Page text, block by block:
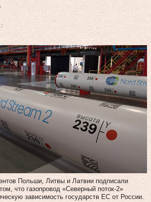
Польши, Литвы и Латвии подписали
что газопровод «Северный поток-2»
зависимость государств ЕС от России.